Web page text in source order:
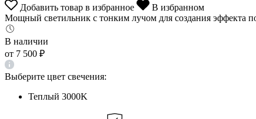
Добавить товар в избранное
В избранном
Мощный светильник с тонким лучом для создания эффекта
В наличии
от 7 500 ₽
Выберите цвет свечения:
Теплый 3000K